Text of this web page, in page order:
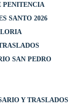
PENITENCIA
SANTO 2026
SAN PEDRO
Y TRASLADOS